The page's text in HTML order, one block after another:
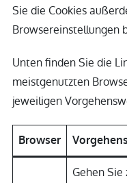
Sie die Cookies
Browsereinstellungen
Unten finden Sie die
meistgenutzten
jeweiligen
Browser
Gehen Sie